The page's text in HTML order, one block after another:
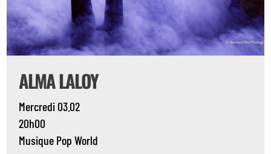
ALMA LALOY
Mercredi 03.02
20h00
Musique Pop World